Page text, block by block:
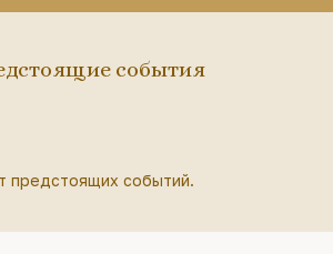
события
предстоящих событий.